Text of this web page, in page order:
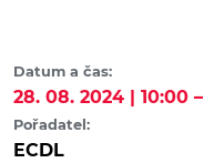
Datum a čas:
28. 08. 2024 | 10:00
Pořadatel:
ECDL